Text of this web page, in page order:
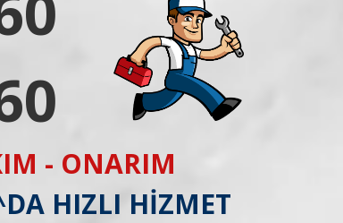
- ONARIM
HIZLI HİZMET